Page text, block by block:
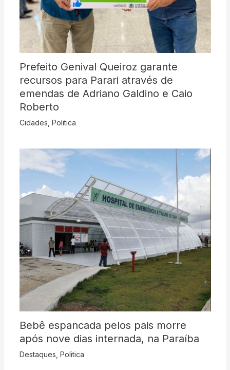
Prefeito Genival Queiroz garante
recursos para Parari através de
emendas de Adriano Galdino e Caio
Roberto
Cidades Politica
Bebê espancada pelos pais morre
após nove dias internada, na Paraíba
Destaques, Politica